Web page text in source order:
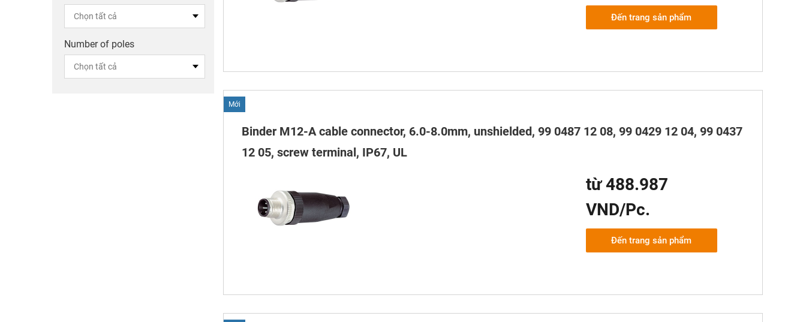
Number of poles
Đến trang sản phẩm
Mới
Binder M12-A cable connector, 6.0-8.0mm, unshielded, 99 0487 12 08, 99 0429 12 04, 99 0437
12 05, screw terminal, IP67, UL
từ 488.987
VND/Pc.
Đến trang sản phẩm